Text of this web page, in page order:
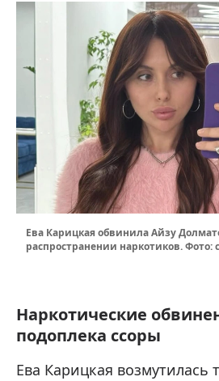
Ева Карицкая обвинила Айзу
распространении наркотиков. Фото:
Наркотические
подоплека ссоры
Ева Карицкая возмутилась